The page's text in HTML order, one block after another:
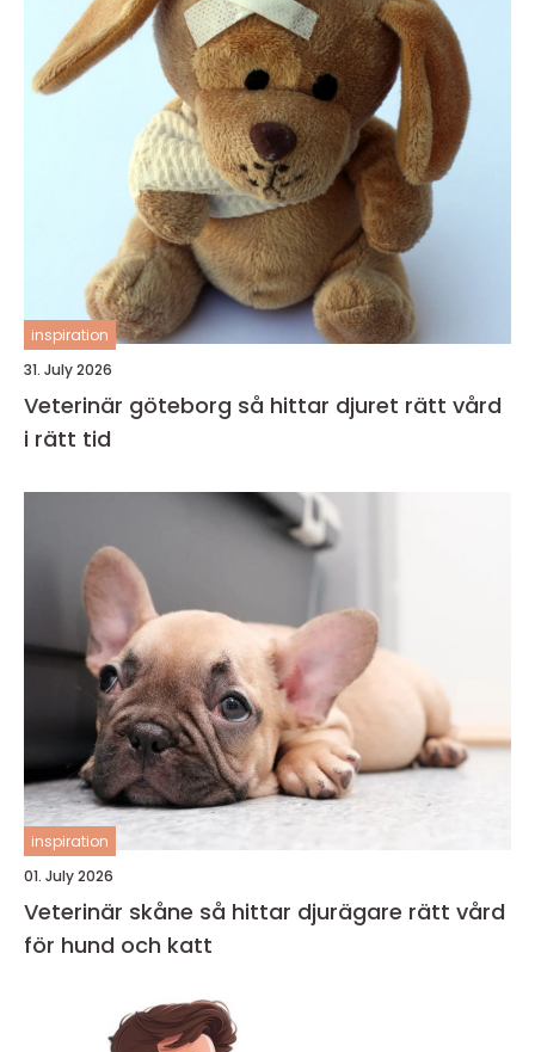
inspiration
31. July 2026
Veterinär göteborg så hittar djuret rätt vård
i rätt tid
inspiration
01. July 2026
Veterinär skåne så hittar djurägare rätt vård
för hund och katt